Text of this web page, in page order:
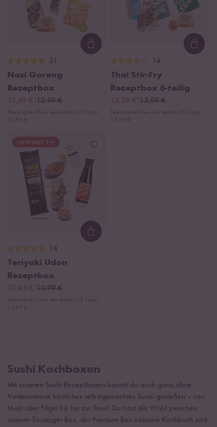
Loading...
31
Nasi Goreng
Rezeptbox
11,69 € ¹12,99 €
14
Thai Stir-Fry
Rezeptbox 6-teilig
14,39 € ¹15,99 €
DU SPARST 5 %
Loading...
14
Teriyaki Udon
Rezeptbox
10,45 € ¹10,99 €
Sushi Kochboxen
Mit unseren Sushi Rezeptboxen kannst du auch ganz ohne
Vorkenntnisse köstliches selbstgemachtes Sushi genießen – von
Maki über Nigiri bis hin zur Bowl. Du hast die Wahl zwischen
unserer Einsteiger Box, der Premium Box inklusive Kochbuch und